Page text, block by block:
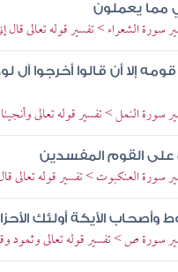
مما يعملون
سورة الشعراء > تفسير قوله تعالى
إلا أن قالوا أخرجوا
سورة النمل > تفسير قوله تعالى
على القوم المفسدين
سورة العنكبوت > تفسير قوله تعالى
وأصحاب الأيكة أولئك
سورة ص > تفسير قوله تعالى